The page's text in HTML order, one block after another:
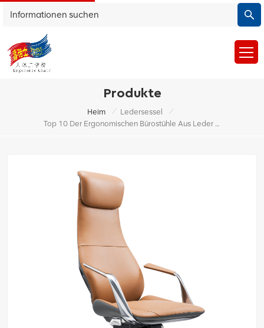
Produkte
Heim / Ledersessel
/
Top 10 Der Ergonomischen Bürostühle Aus Leder Für Eine Verbesserte Körperhaltung Im Jahr 2024